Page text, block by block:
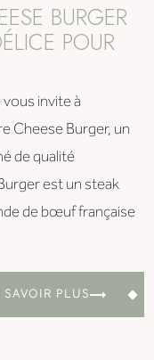
BURGER
POUR
invite à
Cheese Burger, un
de qualité
est un steak
de bœuf française
SAVOIR PLUS